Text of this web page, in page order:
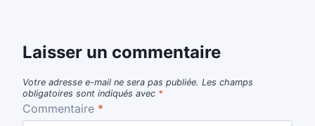
Laisser un commentaire
Votre adresse e-mail ne sera pas publiée. Les champs
obligatoires sont indiqués avec *
Commentaire *